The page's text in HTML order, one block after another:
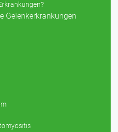
Gelenkerkrankungen